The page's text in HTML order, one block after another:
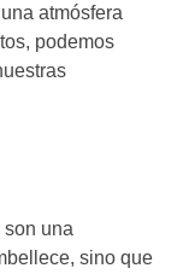
atmósfera
podemos
son una
sino que